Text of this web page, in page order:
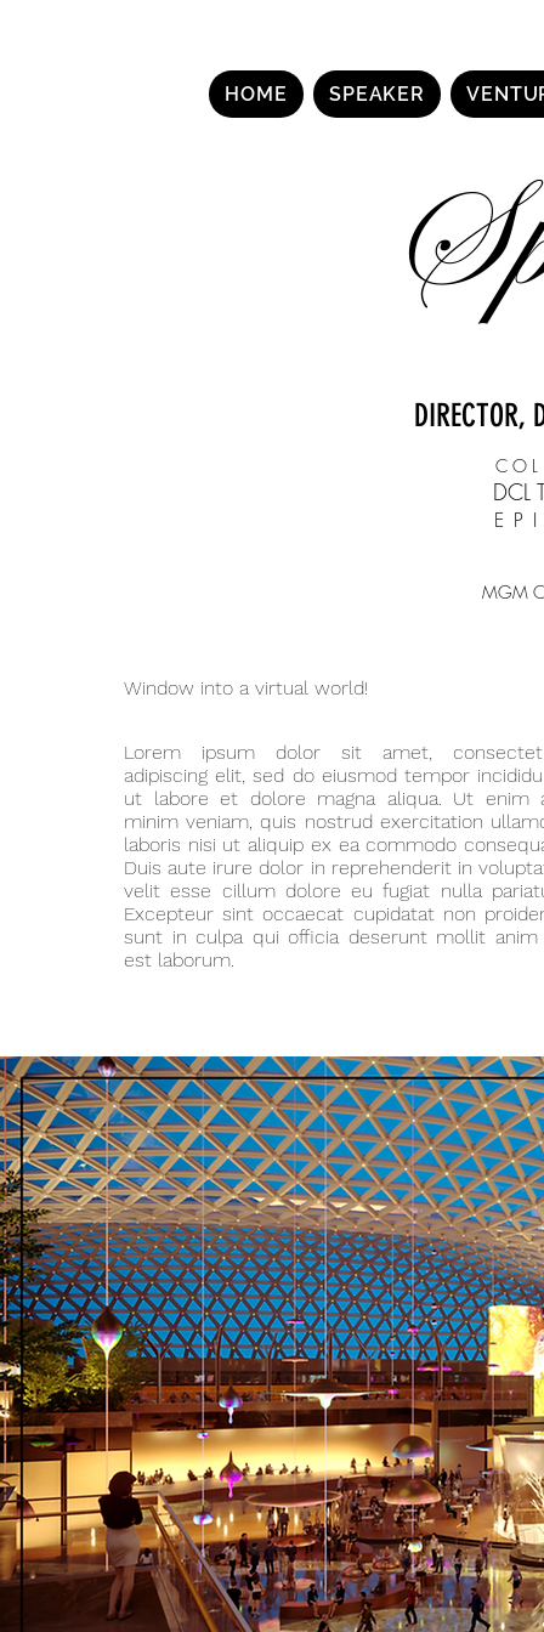
HOME SPEAKER
DIRECTOR,
DCL
MGM
Window into a virtual world!
Lorem ipsum dolor sit amet,
adipiscing elit, sed do eiusmod tempor
ut labore et dolore magna aliqua. Ut enim
minim veniam, quis nostrud exercitation
laboris nisi ut aliquip ex ea commodo
Duis aute irure dolor in reprehenderit in
velit esse cillum dolore eu fugiat nulla
Excepteur sint occaecat cupidatat non
sunt in culpa qui officia deserunt mollit anim
est laborum.